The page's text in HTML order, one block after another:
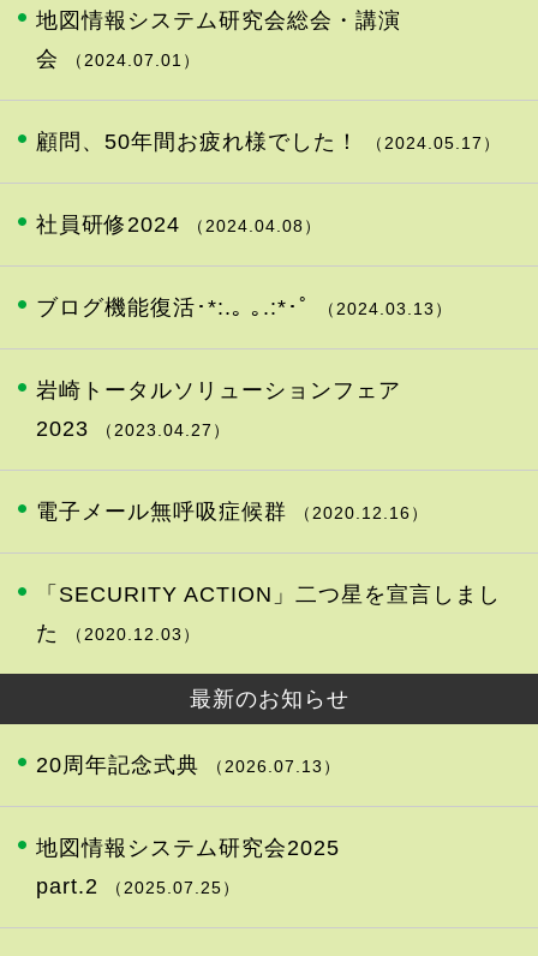
地図情報システム研究会総会・講演
会
（2024.07.01）
顧問、50年間お疲れ様でした！ （2024.05.17）
社員研修2024 （2024.04.08）
ブログ機能復活･*:.｡ ｡.:*･ﾟ （2024.03.13）
岩崎トータルソリューションフェア
2023
（2023.04.27）
電子メール無呼吸症候群 （2020.12.16）
「SECURITY ACTION」二つ星を宣言しまし
た
（2020.12.03）
最新のお知らせ
20周年記念式典 （2026.07.13）
地図情報システム研究会2025
part.2
（2025.07.25）